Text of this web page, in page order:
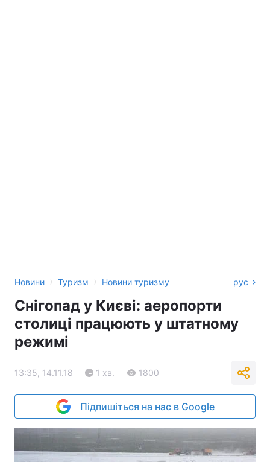
Новини › Туризм › Новини туризму рус
Снігопад у Києві: аеропорти
столиці працюють у штатному
режимі
13:35, 14.11.18 1 хв. 1800
Підпишіться на нас в Google